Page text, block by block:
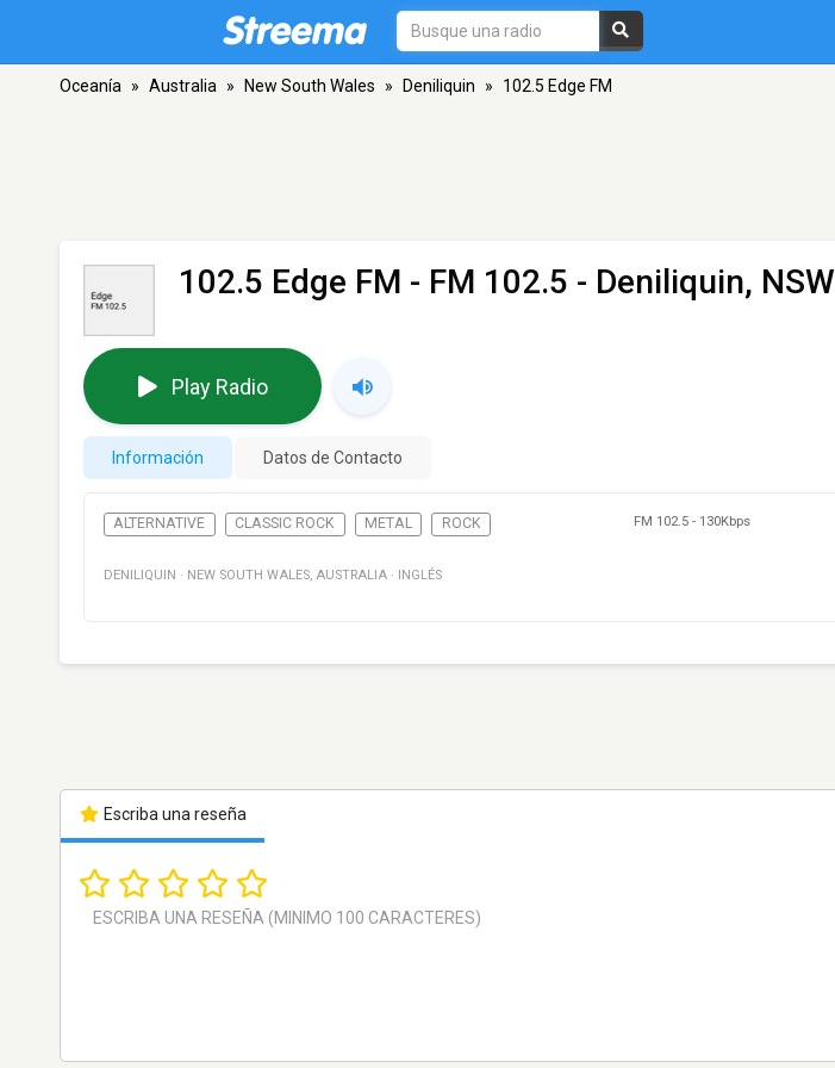
Oceanía » Australia » New South Wales » Deniliquin » 102.5 Edge FM
102.5 Edge FM - FM 102.5 - Deniliquin, NSW
Play Radio
Información Datos de Contacto
ALTERNATIVE CLASSIC ROCK METAL ROCK FM 102.5 - 130Kbps
DENILIQUIN · NEW SOUTH WALES, AUSTRALIA · INGLÉS
Escriba una reseña